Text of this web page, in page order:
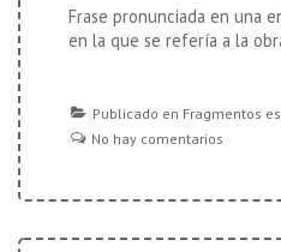
Frase pronunciada en una
en la que se refería a la
Publicado en Fragmentos
No hay comentarios